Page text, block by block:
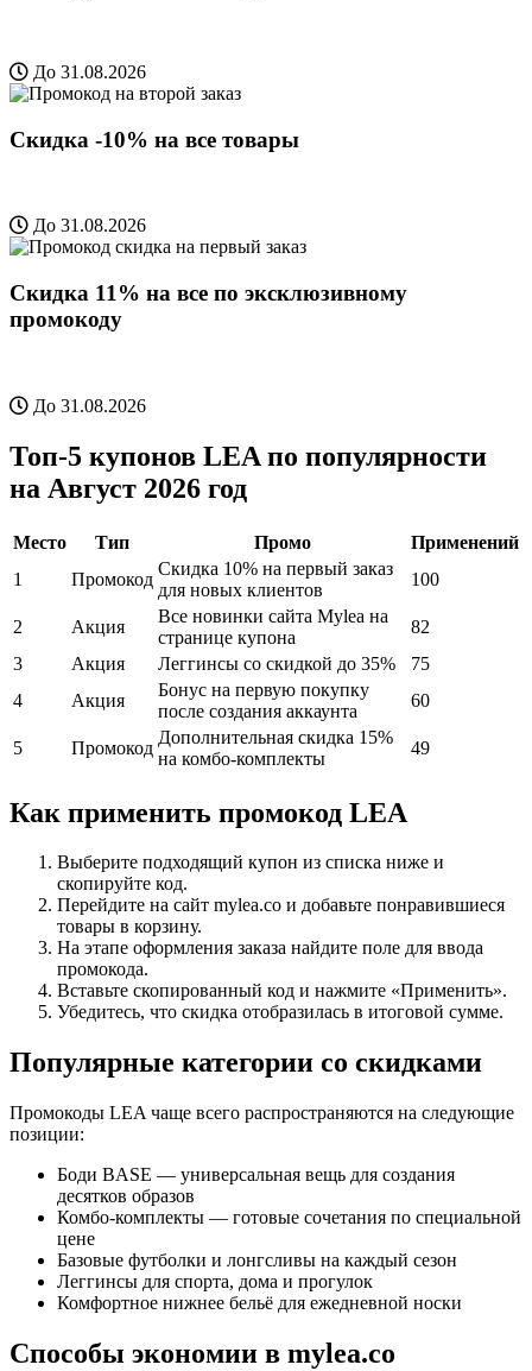
До 31.08.2026
Скидка -10% на все товары
До 31.08.2026
Скидка 11% на все по эксклюзивному
промокоду
До 31.08.2026
Топ-5 купонов LEA по популярности
на Август 2026 год
Место Тип Промо
Применений
1
Промокод
Скидка 10% на первый заказ
для новых клиентов
100
2 Акция
Все новинки сайта Mylea на
странице купона
82
3
Акция Леггинсы со скидкой до 35%
75
4
Акция
Бонус на первую покупку
после создания аккаунта
60
5 Промокод
Дополнительная скидка 15%
на комбо-комплекты
49
Как применить промокод LEA
Выберите подходящий купон из списка ниже и
скопируйте код.
Перейдите на сайт mylea.co и добавьте понравившиеся
товары в корзину.
На этапе оформления заказа найдите поле для ввода
промокода.
Вставьте скопированный код и нажмите «Применить».
Убедитесь, что скидка отобразилась в итоговой сумме.
Популярные категории со скидками
Промокоды LEA чаще всего распространяются на следующие
позиции:
Боди BASE — универсальная вещь для создания
десятков образов
Комбо-комплекты — готовые сочетания по специальной
цене
Базовые футболки и лонгсливы на каждый сезон
Леггинсы для спорта, дома и прогулок
Комфортное нижнее бельё для ежедневной носки
Способы экономии в mylea.co